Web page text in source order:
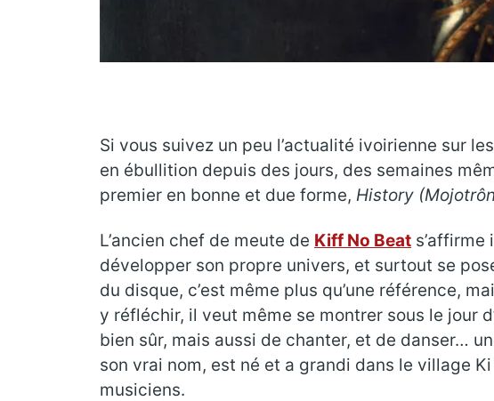
Si vous suivez un peu l’actualité ivoirienne sur
en ébullition depuis des jours, des semaines
premier en bonne et due forme, History
L’ancien chef de meute de Kiff No Beat
développer son propre univers, et surtout se
du disque, c’est même plus qu’une référence,
y réfléchir, il veut même se montrer sous le jour
bien sûr, mais aussi de chanter, et de danser…
son vrai nom, est né et a grandi dans le village
musiciens.